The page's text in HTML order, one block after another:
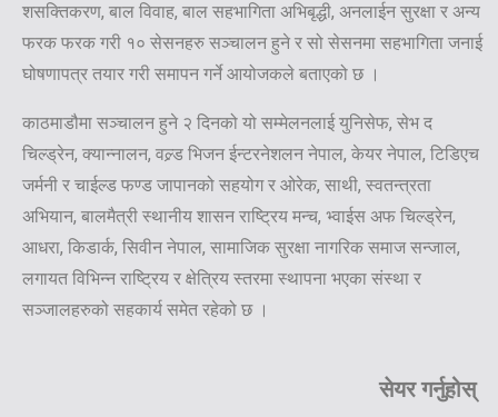
शसक्तिकरण, बाल विवाह, बाल सहभागिता अभिबृद्धी, अनलाईन सुरक्षा र अन्य
फरक फरक गरी १० सेसनहरु सञ्चालन हुने र सो सेसनमा सहभागिता जनाई
घोषणापत्र तयार गरी समापन गर्ने आयोजकले बताएको छ ।
काठमाडौमा सञ्चालन हुने २ दिनको यो सम्मेलनलाई युनिसेफ, सेभ द
चिल्ड्रेन, क्यान्नालन, वल्र्ड भिजन ईन्टरनेशलन नेपाल, केयर नेपाल, टिडिएच
जर्मनी र चाईल्ड फण्ड जापानको सहयोग र ओरेक, साथी, स्वतन्त्रता
अभियान, बालमैत्री स्थानीय शासन राष्ट्रिय मन्च, भ्वाईस अफ चिल्ड्रेन,
आधरा, किडार्क, सिवीन नेपाल, सामाजिक सुरक्षा नागरिक समाज सन्जाल,
लगायत विभिन्न राष्ट्रिय र क्षेत्रिय स्तरमा स्थापना भएका संस्था र
सञ्जालहरुको सहकार्य समेत रहेको छ ।
सेयर गर्नुहोस्